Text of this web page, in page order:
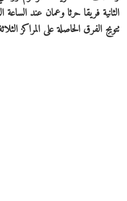
الثانية فريقا حرثا وعمان عند الساعة
تتويج الفرق الحاصلة على المراكز